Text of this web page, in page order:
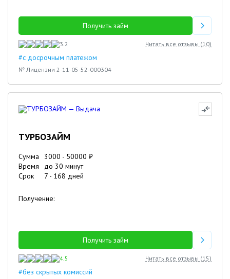
Получить займ
3.2 Читать все отзывы (10)
#с досрочным платежом
№ Лицензии 2-11-05-52-000304
ТУРБОЗАЙМ
Сумма 3000 - 50000 ₽
Время
до 30 минут
Срок
7 - 168 дней
Получение:
Получить займ
4.5 Читать все отзывы (15)
#без скрытых комиссий